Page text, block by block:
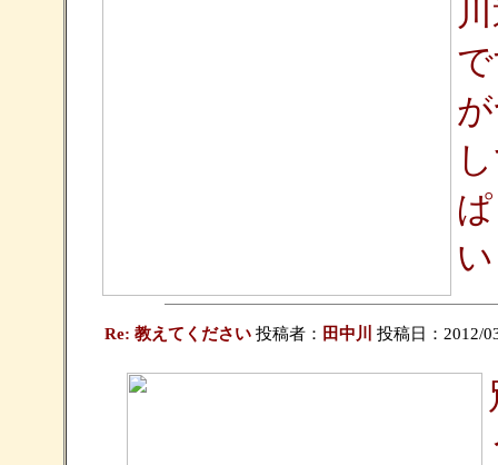
Re: 教えてください投稿者： 田中川 投稿日：2012/